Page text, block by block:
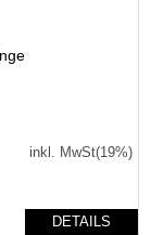
inkl. MwSt(19%)
DETAILS